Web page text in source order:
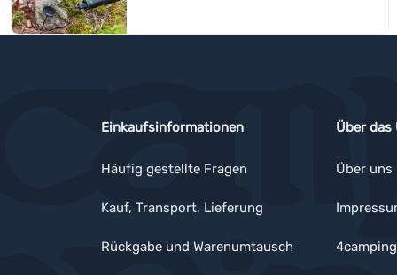
Einkaufsinformationen
Häufig gestellte Fragen
Kauf, Transport, Lieferung
Rückgabe und Warenumtausch
Über das
Über uns